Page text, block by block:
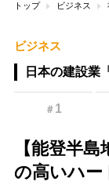
トップ ビジネス
ビジネス
日本の建設業
＃ 1
【能登半
の高いハ